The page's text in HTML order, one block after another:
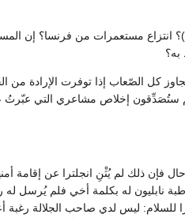
انتزاع مستعمرات من فرنسا؟ إن
به؟
كل الصّعاب إذا توفرت الإرادة من
ستُصَدِّقون إخلاص مشاعري التي عبّرتُ
حال فإن ذلك لم يُثْنِ انجلترا عن إقامة
ليس لدي صاحب الجلالة رغبة